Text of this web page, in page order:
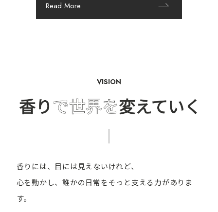
Read More
VISION
香りには、目には見えないけれど、
心を動かし、誰かの日常をそっと支える力がありま
す。